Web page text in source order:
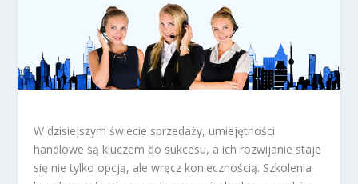
W dzisiejszym świecie sprzedaży, umiejętności
handlowe są kluczem do sukcesu, a ich rozwijanie staje
się nie tylko opcją, ale wręcz koniecznością. Szkolenia